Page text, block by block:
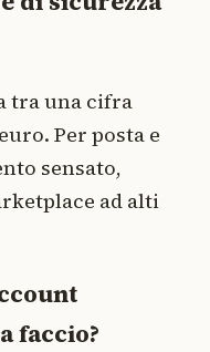
tra una cifra
Per posta e
sensato,
ad alti
faccio?